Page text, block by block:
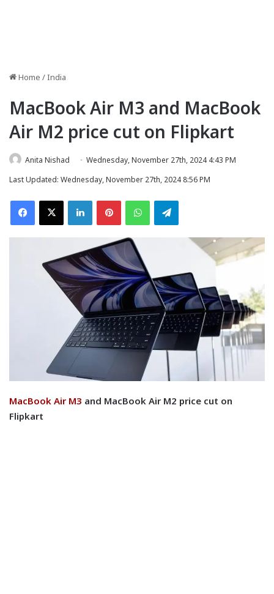
Home /India
MacBook Air M3 and MacBook
Air M2 price cut on Flipkart
Anita Nishad
Wednesday, November 27th, 2024 4:43 PM
Last Updated: Wednesday, November 27th, 2024 8:56 PM
Facebook
X LinkedInPinterestWhatsAppTelegram
MacBook Air M3 and MacBook Air M2 price cut on
Flipkart